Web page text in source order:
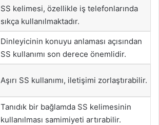
SS kelimesi, özellikle iş telefonlarında
sıkça kullanılmaktadır.
Dinleyicinin konuyu anlaması açısından
SS kullanımı son derece önemlidir.
Aşırı SS kullanımı, iletişimi zorlaştırabilir.
Tanıdık bir bağlamda SS kelimesinin
kullanılması samimiyeti artırabilir.